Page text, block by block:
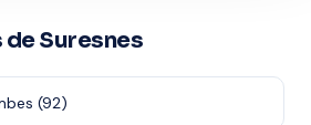
Suresnes
(92)